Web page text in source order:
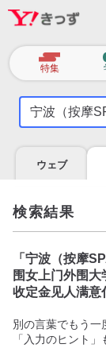
カ
テ
特集
気
を
調
べ
よ
う
ウェブ
検索結果
「 宁波（按摩
围女上门外围
收定金见人满意
別の言葉でもう一
「入力のヒント」